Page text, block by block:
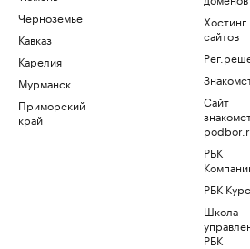
Черноземье
Кавказ
Карелия
Мурманск
Приморский
край
Хостинг
сайтов
Сайт
РБК
РБК
Школа
РБК